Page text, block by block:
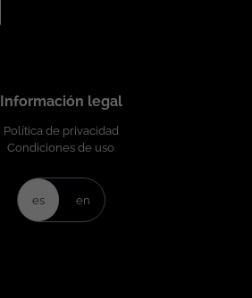
Información legal
Política de privacidad
Condiciones de uso
es en